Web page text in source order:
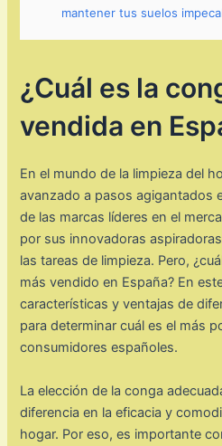
mantener tus suelos
¿Cuál es la
vendida en
En el mundo de la limpieza del
avanzado a pasos agigantados
de las marcas líderes en el
por sus innovadoras
las tareas de limpieza. Pero,
más vendido en España? En
características y ventajas de
para determinar cuál es el más
consumidores españoles.
La elección de la conga
diferencia en la eficacia y
hogar. Por eso, es importante